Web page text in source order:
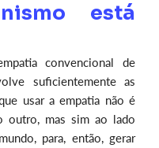
está
convencional de
suficientemente as
usar a empatia não é
outro, mas sim ao lado
para, então, gerar